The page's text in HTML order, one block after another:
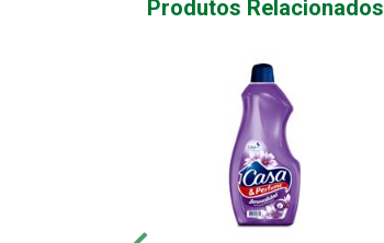
Produtos Relacionados